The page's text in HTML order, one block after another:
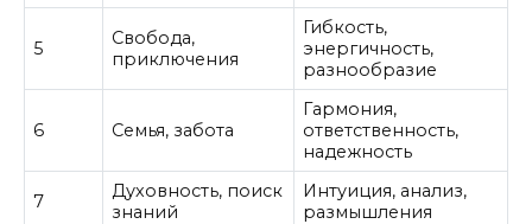
5
Свобода,
приключения
Гибкость,
энергичность,
разнообразие
6 Семья, забота
Гармония,
ответственность,
надежность
7
Духовность, поиск
знаний
Интуиция, анализ,
размышления